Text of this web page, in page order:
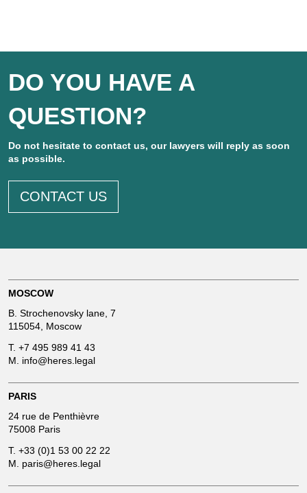
n
e
d
K
n
g
d
o
m
DO YOU HAVE A
QUESTION?
Do not hesitate to contact us, our lawyers will reply as soon
as possible.
CONTACT US
MOSCOW
B. Strochenovsky lane, 7
115054, Moscow
T. +7 495 989 41 43
M. info@heres.legal
PARIS
24 rue de Penthièvre
75008 Paris
T. +33 (0)1 53 00 22 22
M. paris@heres.legal